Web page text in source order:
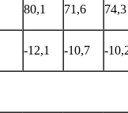
80,1 71,6 74,3
-12,1 -10,7 -